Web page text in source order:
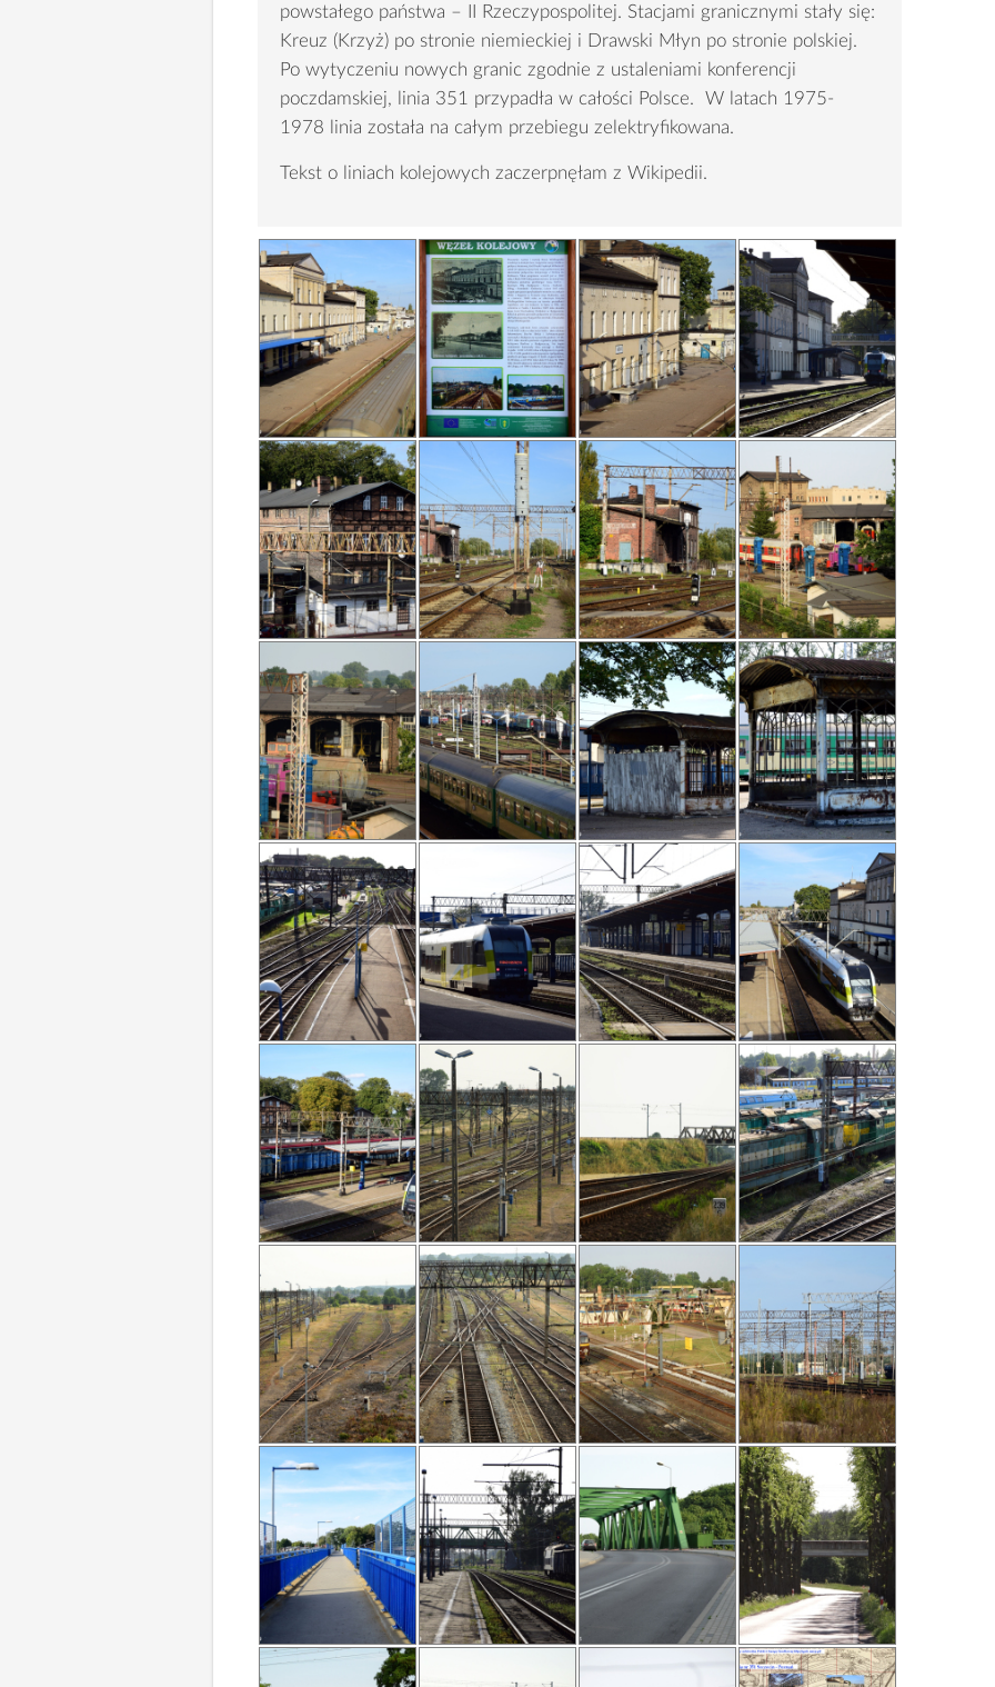
powstałego państwa – II Rzeczypospolitej. Stacjami granicznymi stały się:
Kreuz (Krzyż) po stronie niemieckiej i Drawski Młyn po stronie polskiej.
Po wytyczeniu nowych granic zgodnie z ustaleniami konferencji
poczdamskiej, linia 351 przypadła w całości Polsce. W latach 1975-
1978 linia została na całym przebiegu zelektryfikowana.
Tekst o liniach kolejowych zaczerpnęłam z Wikipedii.